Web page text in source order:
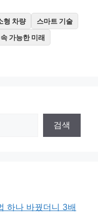
형 차량
스마트 기술
가능한 미래
검색
하나 바꿨더니 3배